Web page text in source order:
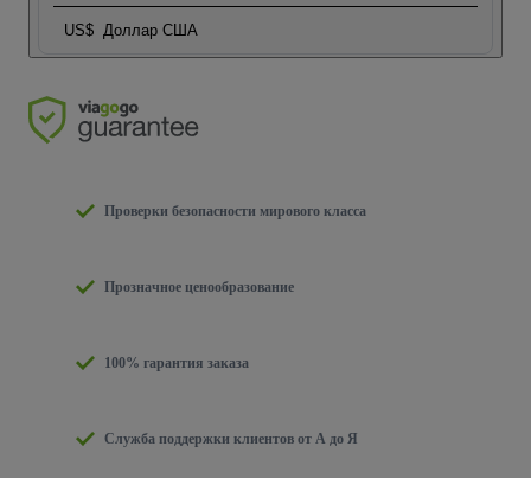
US$ Доллар США
Проверки безопасности мирового класса
Прозначное ценообразование
100% гарантия заказа
Служба поддержки клиентов от А до Я